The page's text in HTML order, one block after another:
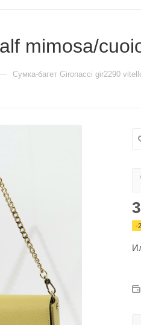
mimosa/
Сумка-багет Gironacci gir2290
-